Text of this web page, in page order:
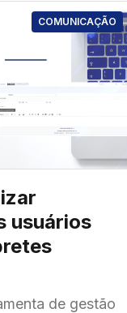
COMUNICAÇÃO
usuários
de gestão